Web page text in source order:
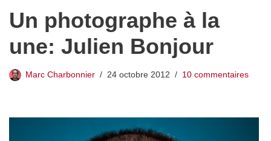
Un photographe à la
une: Julien Bonjour
Marc Charbonnier 24 octobre 2012 10 commentaires